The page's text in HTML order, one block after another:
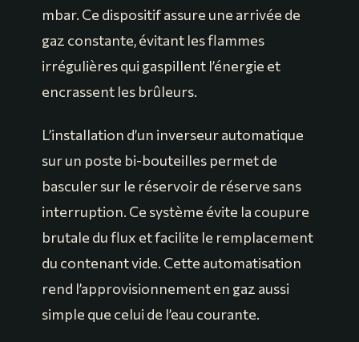
mbar. Ce dispositif assure une arrivée de
gaz constante, évitant les flammes
irrégulières qui gaspillent l’énergie et
encrassent les brûleurs.
L’installation d’un inverseur automatique
sur un poste bi-bouteilles permet de
basculer sur le réservoir de réserve sans
interruption. Ce système évite la coupure
brutale du flux et facilite le remplacement
du contenant vide. Cette automatisation
rend l’approvisionnement en gaz aussi
simple que celui de l’eau courante.